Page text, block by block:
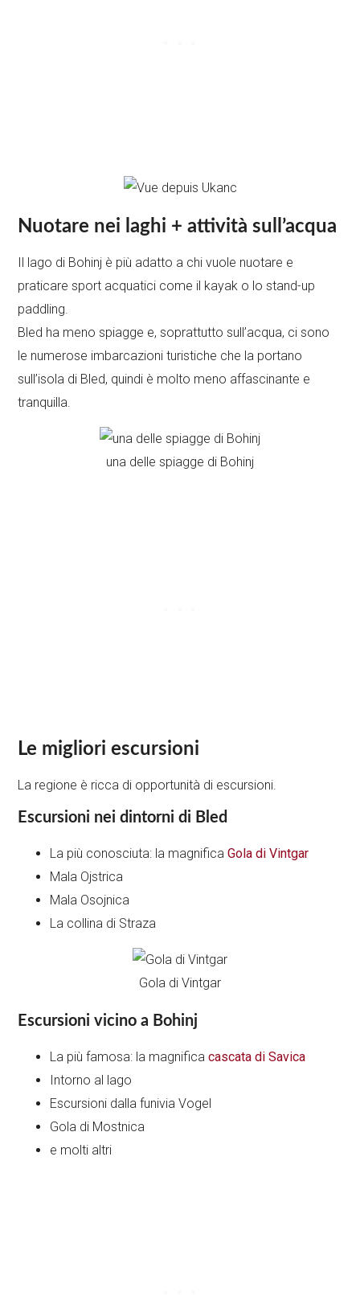
Nuotare nei laghi + attività sull’acqua
Il lago di Bohinj è più adatto a chi vuole nuotare e
praticare sport acquatici come il kayak o lo stand-up
paddling.
Bled ha meno spiagge e, soprattutto sull’acqua, ci sono
le numerose imbarcazioni turistiche che la portano
sull’isola di Bled, quindi è molto meno affascinante e
tranquilla.
una delle spiagge di Bohinj
Le migliori escursioni
La regione è ricca di opportunità di escursioni.
Escursioni nei dintorni di Bled
La più conosciuta: la magnificaGola di Vintgar
Mala Ojstrica
Mala Osojnica
La collina di Straza
Gola di Vintgar
Escursioni vicino a Bohinj
La più famosa: la magnificacascata di Savica
Intorno al lago
Escursioni dalla funivia Vogel
Gola di Mostnica
e molti altri